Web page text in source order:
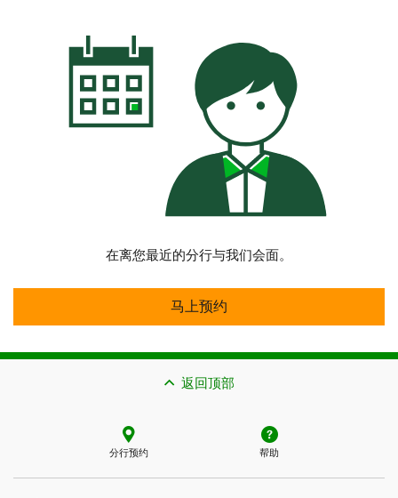
在离您最近的分行与我们会面。
马上预约
马上预约
返回顶部
分行预约 帮助